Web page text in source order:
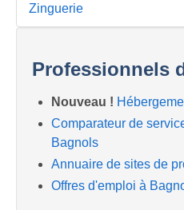
Zinguerie
Professionnels
Nouveau !
Comparateur de
Bagnols
Annuaire de sites de
Offres d'emploi à